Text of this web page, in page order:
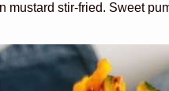
mustard stir-fried. Sweet